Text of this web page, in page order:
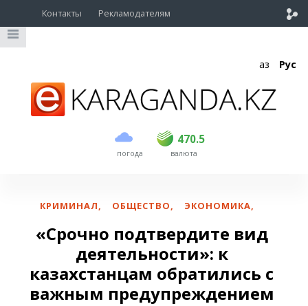
Контакты Рекламодателям
Қаз Рус
погода
470.5
USD 469 470.5
EUR валюта
КРИМИНАЛ, ОБЩЕСТВО, ЭКОНОМИКА,
«Срочно подтвердите вид
деятельности»: к
казахстанцам обратились с
важным предупреждением